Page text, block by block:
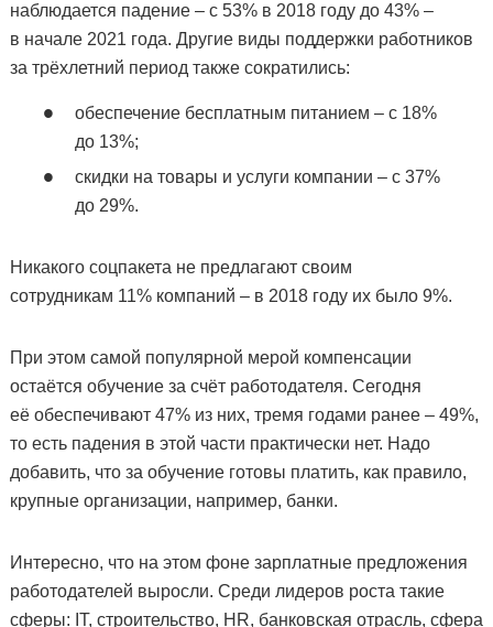
наблюдается падение – с 53% в 2018 году до 43% –
в начале 2021 года. Другие виды поддержки работников
за трёхлетний период также сократились:
обеспечение бесплатным питанием – с 18%
до 13%;
скидки на товары и услуги компании – с 37%
до 29%.
Никакого соцпакета не предлагают своим
сотрудникам 11% компаний – в 2018 году их было 9%.
При этом самой популярной мерой компенсации
остаётся обучение за счёт работодателя. Сегодня
её обеспечивают 47% из них, тремя годами ранее – 49%,
то есть падения в этой части практически нет. Надо
добавить, что за обучение готовы платить, как правило,
крупные организации, например, банки.
Интересно, что на этом фоне зарплатные предложения
работодателей выросли. Среди лидеров роста такие
сферы: IT, строительство, HR, банковская отрасль, сфера